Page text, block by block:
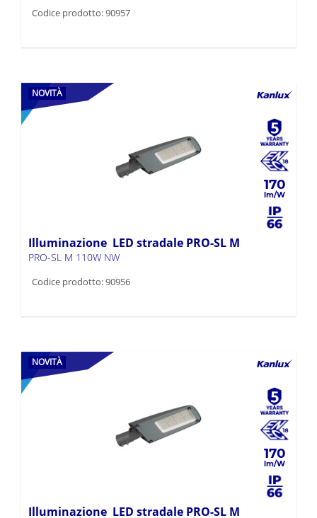
Codice prodotto: 90957
NOVITÀ
170
Illuminazione LED stradale PRO-SL M
PRO-SL M 110W NW
Codice prodotto: 90956
NOVITÀ
170
Illuminazione LED stradale PRO-SL M